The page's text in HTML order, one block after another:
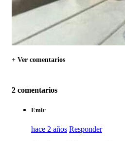
+ Ver comentarios
2 comentarios
Emir
hace 2 años Responder